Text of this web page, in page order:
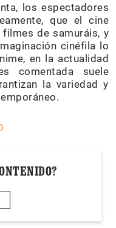
los espectadores
que el cine
de samuráis, y
cinéfila lo
en la actualidad
comentada suele
la variedad y